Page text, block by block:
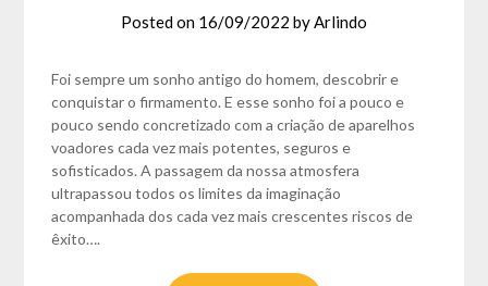
Posted on 16/09/2022 byArlindo
Foi sempre um sonho antigo do homem, descobrir e
conquistar o firmamento. E esse sonho foi a pouco e
pouco sendo concretizado com a criação de aparelhos
voadores cada vez mais potentes, seguros e
sofisticados. A passagem da nossa atmosfera
ultrapassou todos os limites da imaginação
acompanhada dos cada vez mais crescentes riscos de
êxito….